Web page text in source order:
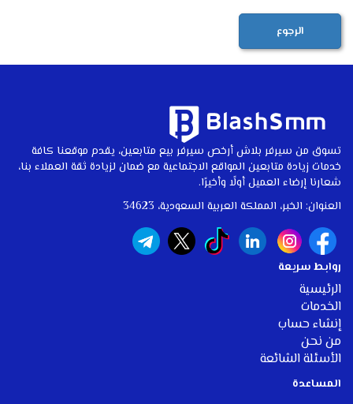
الرجوع
تسوق من سيرفر بلاش أرخص سيرفر بيع متابعين، يقدم موقعنا كافة
خدمات زيادة متابعين المواقع الاجتماعية مع ضمان لزيادة ثقة العملاء بنا،
شعارنا إرضاء العميل أولًا وأخيرًا.
العنوان: الخبر، المملكة العربية السعودية، 34623
روابط سريعة
الرئيسية
الخدمات
إنشاء حساب
من نحن
الأسئلة الشائعة
المساعدة